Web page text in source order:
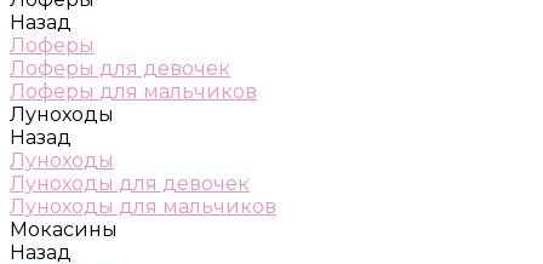
Назад
Лоферы
Лоферы для девочек
Лоферы для мальчиков
Луноходы
Назад
Луноходы
Луноходы для девочек
Луноходы для мальчиков
Мокасины
Назад